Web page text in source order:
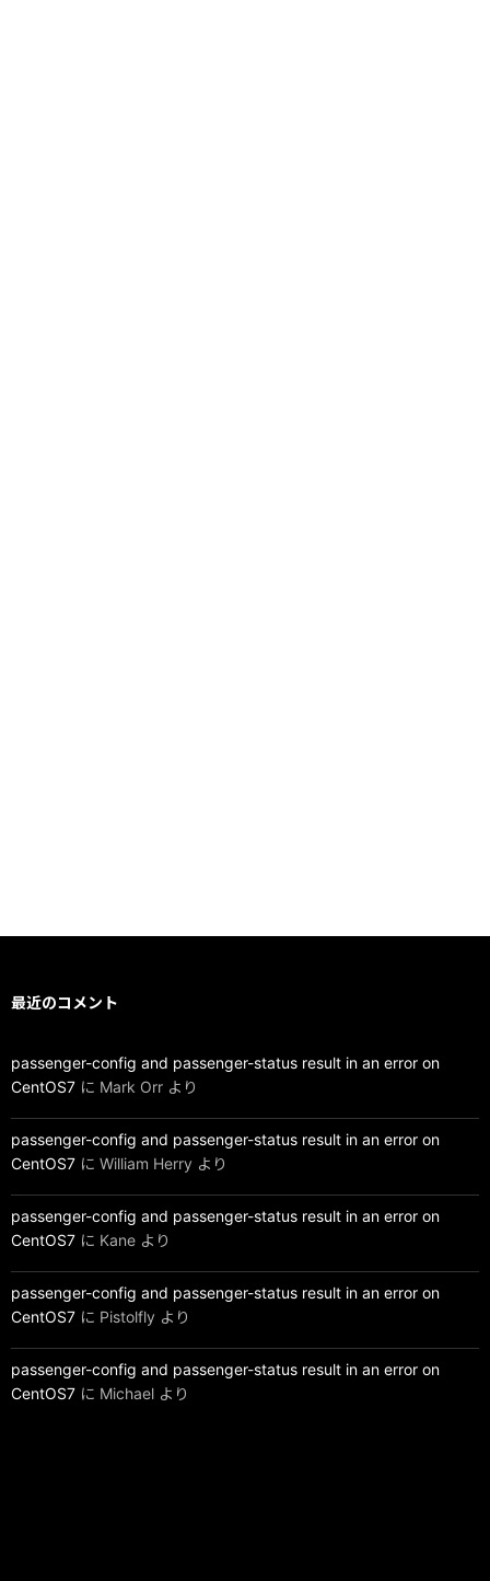
最近のコメント
passenger-config and passenger-status result in an error on
CentOS7 に Mark Orr より
passenger-config and passenger-status result in an error on
CentOS7 に William Herry より
passenger-config and passenger-status result in an error on
CentOS7 に Kane より
passenger-config and passenger-status result in an error on
CentOS7 に Pistolfly より
passenger-config and passenger-status result in an error on
CentOS7 に Michael より